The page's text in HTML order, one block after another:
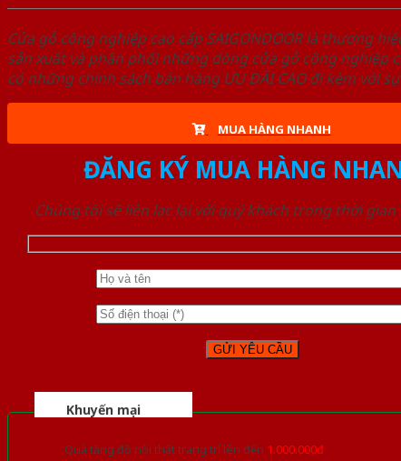
Cửa gỗ công nghiệp cao cấp SAIGONDOOR là thương
sản xuất và phân phối những dòng cửa gỗ công nghiệp
có những chính sách bán hàng ƯU ĐÃI CAO đi kèm với
MUA HÀNG NHANH
ĐĂNG KÝ MUA HÀNG
Chúng tôi sẽ liên lạc lại với quý khách trong thời
Khuyến mại
Quà tặng đồ nội thất trang trí lên đến 1.000.000đ